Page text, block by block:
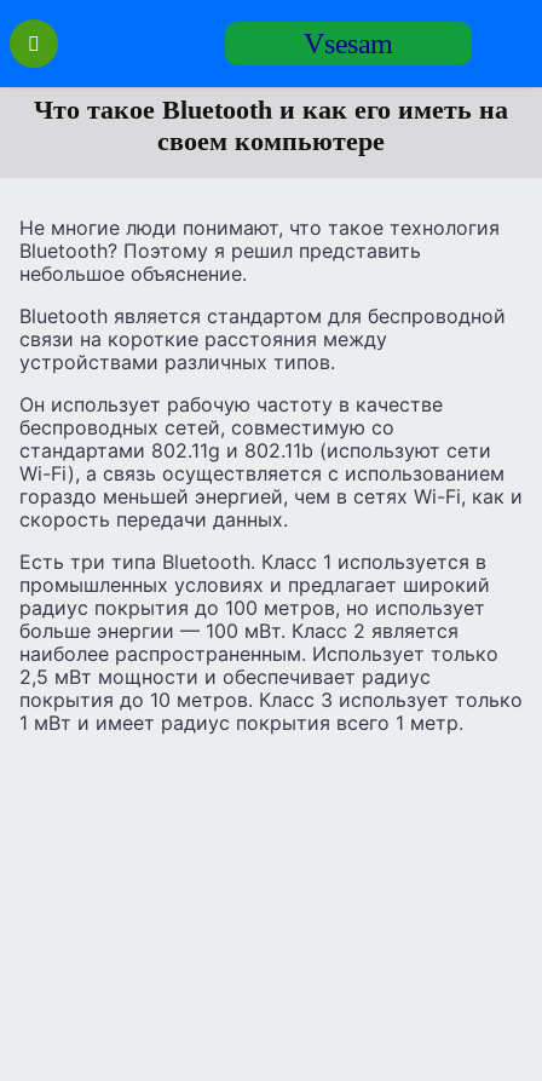
Перейти
содержанию
Vsesam
Что такое Bluetooth и как его иметь на
своем компьютере
Не многие люди понимают, что такое технология
Bluetooth? Поэтому я решил представить
небольшое объяснение.
Bluetooth является стандартом для беспроводной
связи на короткие расстояния между
устройствами различных типов.
Он использует рабочую частоту в качестве
беспроводных сетей, совместимую со
стандартами 802.11g и 802.11b (используют сети
Wi-Fi), а связь осуществляется с использованием
гораздо меньшей энергией, чем в сетях Wi-Fi, как и
скорость передачи данных.
Есть три типа Bluetooth. Класс 1 используется в
промышленных условиях и предлагает широкий
радиус покрытия до 100 метров, но использует
больше энергии — 100 мВт. Класс 2 является
наиболее распространенным. Использует только
2,5 мВт мощности и обеспечивает радиус
покрытия до 10 метров. Класс 3 использует только
1 мВт и имеет радиус покрытия всего 1 метр.